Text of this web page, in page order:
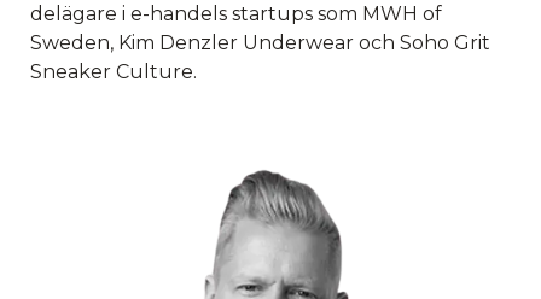
delägare i e-handels startups som MWH of
Sweden, Kim Denzler Underwear och Soho Grit
Sneaker Culture.